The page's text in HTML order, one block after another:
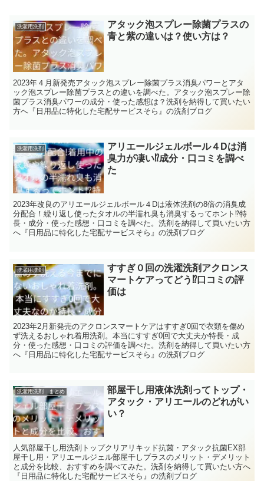
洗濯用洗剤
アタック泡スプレー除菌プラスの
青と紫の違いは？使い方は？
2023年４月新発売アタック泡スプレー除菌プラス消臭パワーとアタ
ック泡スプレー除菌プラスとの違いを調べた。アタック泡スプレー除
菌プラス消臭パワーの成分・使った感想は？洗剤を納得して買いたい
方へ『日用品に特化した宅配サービスそら』の洗剤ブログ
洗濯用洗剤
アリエールジェルボール４Dは消
臭力が凄い⁉成分・口コミを調べ
た
2023年改良のアリエールジェルボール４Dは液体洗剤の8倍の消臭成
分配合！繰り返し使ったタオルの半濡れ臭も消臭するってホント⁉特
長・成分・使った感想・口コミを調べた。洗剤を納得して買いたい方
へ『日用品に特化した宅配サービスそら』の洗剤ブログ
洗濯用洗剤
すすぎ０回の洗濯洗剤アクロンス
マートケアってどう⁉口コミの評
価は
2023年2月新発売のアクロンスマートケアはすすぎ0回で衣類を傷め
ず洗えるおしゃれ着用洗剤。本当にすすぎ0回で大丈夫か特長・成
分・使った感想・口コミの評価を調べた。洗剤を納得して買いたい方
へ『日用品に特化した宅配サービスそら』の洗剤ブログ
洗濯用洗剤 まとめ
部屋干し用液体洗剤ってトップ・
アタック・アリエールのどれがい
い？
人気部屋干し用洗剤トップクリアリキッド抗菌・アタック抗菌EX部
屋干し用・アリエールジェル部屋干しプラスのメリット・デメリット
と成分を比較、おすすめを調べてみた。洗剤を納得して買いたい方へ
『日用品に特化した宅配サービスそら』の洗剤ブログ